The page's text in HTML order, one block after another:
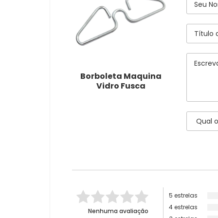
Borboleta Maquina
Vidro Fusca
Nenhuma avaliação
5 estrelas
4 estrelas